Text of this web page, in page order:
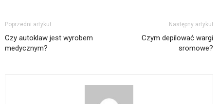
Poprzedni artykuł
Czy autoklaw jest wyrobem
medycznym?
Następny artykuł
Czym depilować wargi
sromowe?